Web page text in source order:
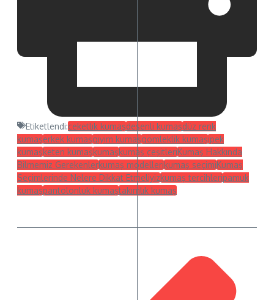
Etiketlendi:ceketlık kumaşdesenli kumaşdüz renk
kumaşerkek kumaşgiyim kumaşgömleklik kumaşipek
kumaşketen kumaşkumaşkumaş çeşitleriKumaş Hakkında
Bilmemiz Gerekenlerkumaş modellerikumaş seçimiKumaş
Seçimlerinde Nelere Dikkat Etmeliyizkumaş tercihleripamuk
kumaşpantolonluk kumaştakımlık kumaş